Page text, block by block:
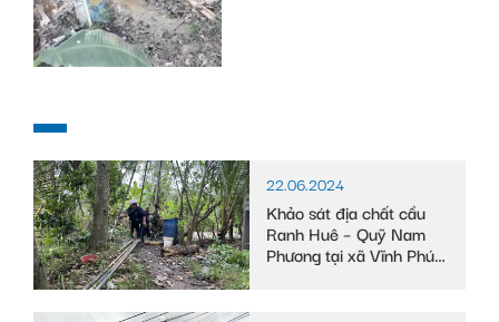
22.06.2024
Khảo sát địa chất cầu
Ranh Huê – Quỹ Nam
Phương tại xã Vĩnh Phú